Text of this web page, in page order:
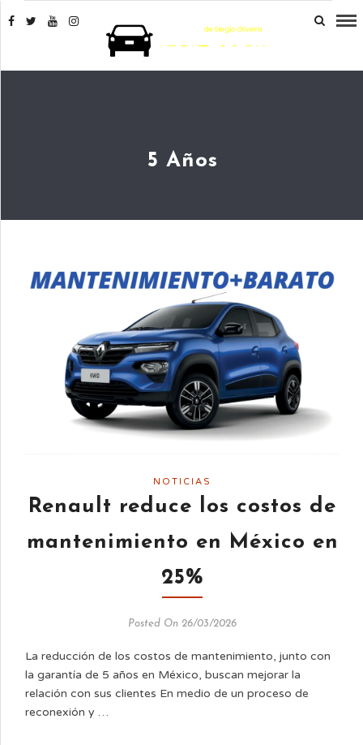
5 Años
NOTICIAS
Renault reduce los costos de
mantenimiento en México en
25%
Posted On 26/03/2026
La reducción de los costos de mantenimiento, junto con
la garantía de 5 años en México, buscan mejorar la
relación con sus clientes En medio de un proceso de
reconexión y …